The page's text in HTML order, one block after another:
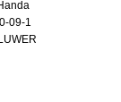
09-1